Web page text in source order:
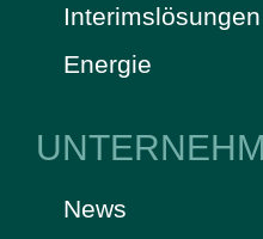
Interimslösungen
Energie
News